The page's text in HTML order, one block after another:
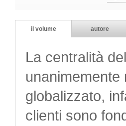
il volume autore
La centralità
globalizzato,
clienti sono